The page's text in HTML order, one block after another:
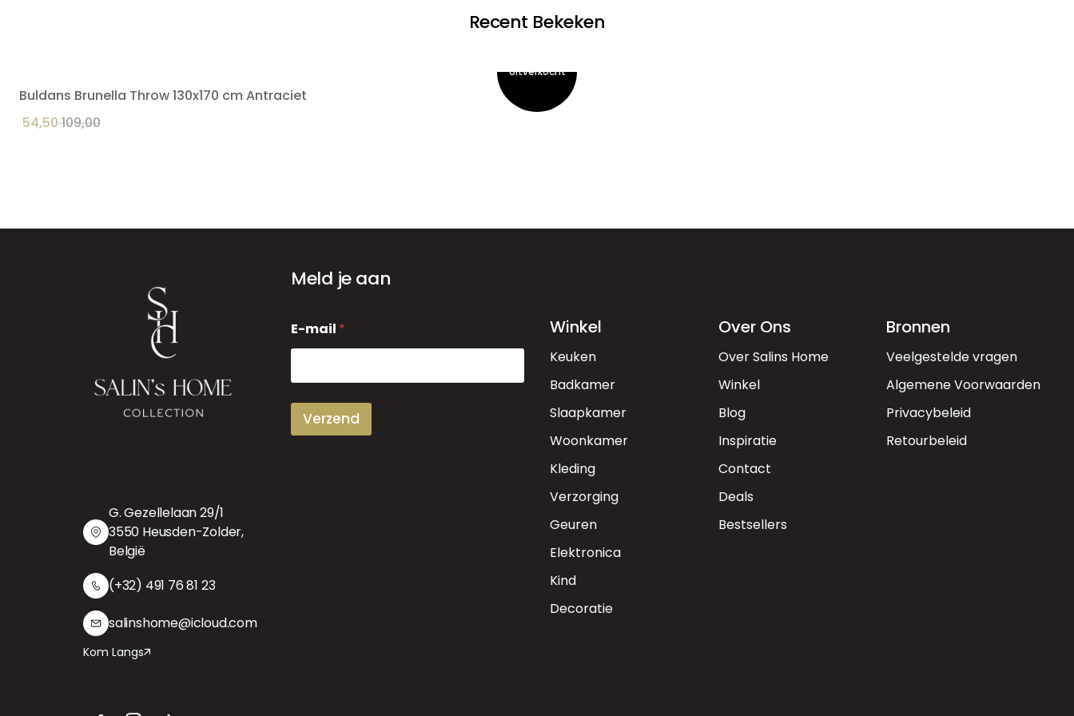
Recent Bekeken
Buldans Brunella Throw 130x170 cm Antraciet
54,50109,00
G. Gezellelaan 29/1
3550 Heusden-Zolder,
België
(+32) 491 76 81 23
salinshome@icloud.com
Kom Langs
Meld je aan
-
m
i
E-mail *
Verzend
Winkel
Keuken
Badkamer
Slaapkamer
Woonkamer
Kleding
Verzorging
Geuren
Elektronica
Kind
Decoratie
Over Ons
Over Salins Home
Winkel
Blog
Inspiratie
Contact
Deals
Bestsellers
Bronnen
Veelgestelde vragen
Algemene Voorwaarden
Privacybeleid
Retourbeleid